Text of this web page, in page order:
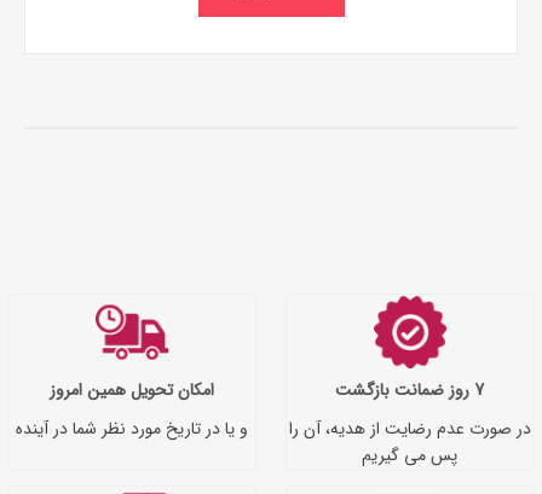
7 روز ضمانت بازگشت
در صورت عدم رضایت از هدیه، آن را
پس می گیریم
امکان تحویل همین امروز
و یا در تاریخ مورد نظر شما در آینده